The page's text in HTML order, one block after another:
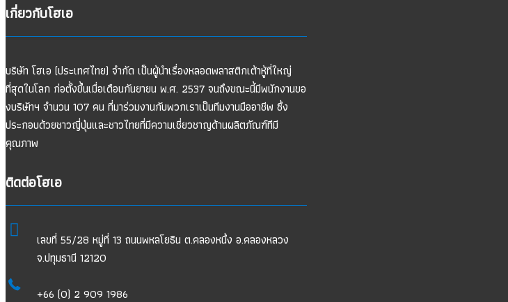
เกี่ยวกับโฮเอ
บริษัท โฮเอ (ประเทศไทย) จำกัด เป็นผู้นำเรื่องหลอดพลาสติกเต้าหู้ที่ใหญ่
ที่สุดในโลก ก่อตั้งขึ้นเมื่อเดือนกันยายน พ.ศ. 2537 จนถึงขณะนี้มีพนักงานขอ
งบริษัทฯ จำนวน 107 คน ที่มาร่วมงานกับพวกเราเป็นทีมงานมืออาชีพ ซึ่ง
ประกอบด้วยชาวญี่ปุ่นและชาวไทยที่มีความเชี่ยวชาญด้านผลิตภัณฑ์ทีมี
คุณภาพ
ติดต่อโฮเอ
เลขที่ 55/28 หมู่ที่ 13 ถนนพหลโยธิน ต.คลองหนึ่ง อ.คลองหลวง
จ.ปทุมธานี 12120
+66 (0) 2 909 1986